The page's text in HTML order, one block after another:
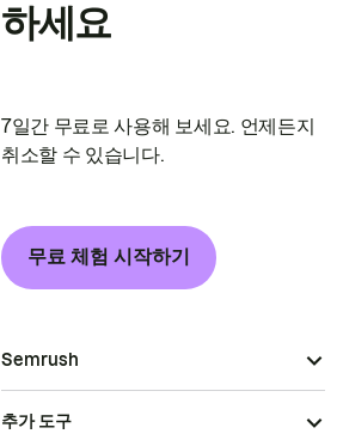
하세요
7일간 무료로 사용해 보세요. 언제든지
취소할 수 있습니다.
무료 체험 시작하기
Semrush
추가 도구